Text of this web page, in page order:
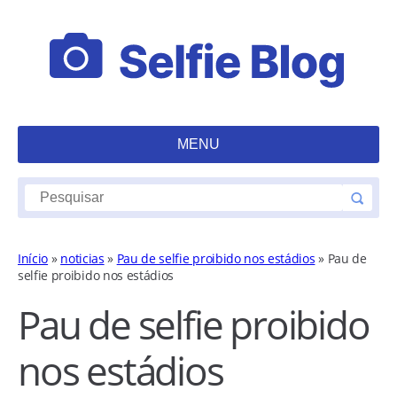
MENU
Início » noticias » Pau de selfie proibido nos estádios » Pau de
selfie proibido nos estádios
Pau de selfie proibido
nos estádios